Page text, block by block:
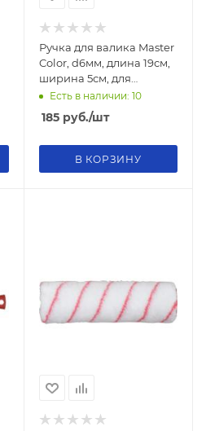
Ручка для валика Master
Color, d6мм, длина 19см,
ширина 5см, для
валиков 5-6см
Есть в наличии: 10
185руб./шт
В КОРЗИНУ